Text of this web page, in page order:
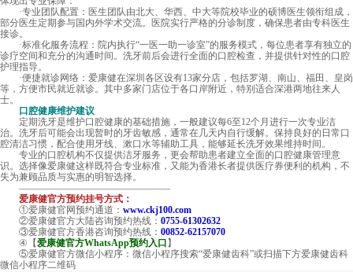
·专业团队配置：医生团队由北大、华西、中大等院校毕业的硕博医生领衔组成，
部分医生定期参与国内外学术交流。医院实行严格的分诊制度，确保患者由专科医生
接诊。
·标准化服务流程：院内执行“一医一助一诊室”的服务模式，每位患者享有独立的
诊疗空间和充分的沟通时间。洗牙前后会进行全面的口腔检查，并提供针对性的口腔
护理指导。
·便捷就诊网络：爱康健在深圳各区设有13家分店，包括罗湖、南山、福田、皇岗
等，方便市民就近就诊。其中多家门店位于各口岸附近，特别适合深港两地往来人
士。
口腔健康维护建议
定期洗牙是维护口腔健康的基础措施，一般建议每6至12个月进行一次专业洁
治。洗牙后可能会出现暂时的牙齿敏感，通常在几天内自行缓解。保持良好的日常口
腔清洁习惯，配合使用牙线、漱口水等辅助工具，能够延长洗牙效果维持时间。
专业的口腔机构不仅提供洁牙服务，更会帮助患者建立全面的口腔健康管理意
识。选择像爱康健这样既符合专业标准，又能为香港长者提供医疗券便利的机构，不
失为兼顾品质与实惠的明智选择。
————————————————
爱康健官方预约挂号方式：
①爱康健官网预约通道： www.ckj100.com
②爱康健官方大陆咨询预约热线： 0755-61302632
③爱康健官方香港咨询预约热线： 00852-62157070
④【爱康健官方WhatsApp预约入口 】
⑤爱康健官方微信小程序：微信小程序搜索“爱康健齿科”或扫描下方爱康健齿科
微信小程序二维码